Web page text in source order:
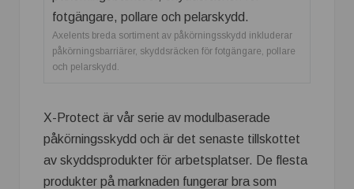
Axelents breda sortiment av påkörningsskydd inkluderar
påkörningsbarriärer, skyddsräcken för fotgängare, pollare
och pelarskydd.
X-Protect är vår serie av modulbaserade
påkörningsskydd och är det senaste tillskottet
av skyddsprodukter för arbetsplatser. De flesta
produkter på marknaden fungerar bra som